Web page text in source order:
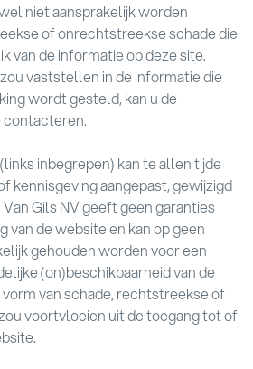
niet aansprakelijk worden
of onrechtstreekse schade die
van de informatie op deze site.
vaststellen in de informatie die
wordt gesteld, kan u de
contacteren.
inbegrepen) kan te allen tijde
kennisgeving aangepast, gewijzigd
Gils NV geeft geen garanties
van de website en kan op geen
gehouden worden voor een
(on)beschikbaarheid van de
van schade, rechtstreekse of
voortvloeien uit de toegang tot of